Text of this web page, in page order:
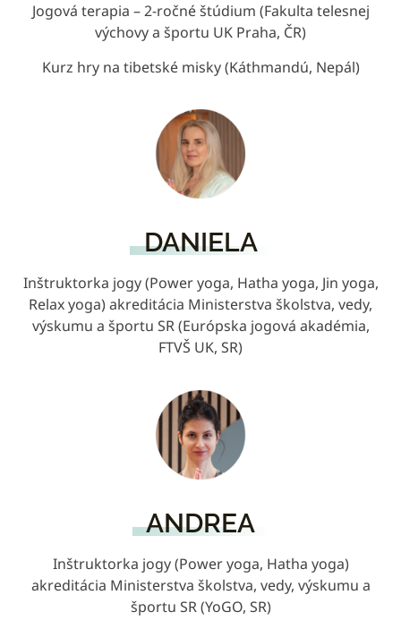
Jogová terapia – 2-ročné štúdium (Fakulta telesnej
výchovy a športu UK Praha, ČR)
Kurz hry na tibetské misky (Káthmandú, Nepál)
DANIELA
Inštruktorka jogy (Power yoga, Hatha yoga, Jin yoga,
Relax yoga) akreditácia Ministerstva školstva, vedy,
výskumu a športu SR (Európska jogová akadémia,
FTVŠ UK, SR)
ANDREA
Inštruktorka jogy (Power yoga, Hatha yoga)
akreditácia Ministerstva školstva, vedy, výskumu a
športu SR (YoGO, SR)